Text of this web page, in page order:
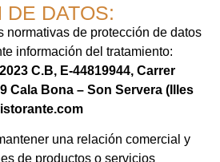
DE DATOS:
normativas de protección de datos
información del tratamiento:
C.B, E-44819944, Carrer
Cala Bona – Son Servera (Illes
una relación comercial y
de productos o servicios